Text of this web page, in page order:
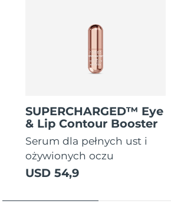
SUPERCHARGED™ Eye
& Lip Contour Booster
Serum dla pełnych ust i
ożywionych oczu
USD 54,9